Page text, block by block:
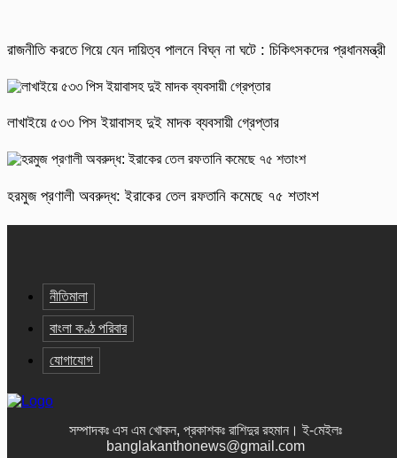
রাজনীতি করতে গিয়ে যেন দায়িত্ব পালনে বিঘ্ন না ঘটে : চিকিৎসকদের প্রধানমন্ত্রী
লাখাইয়ে ৫৩৩ পিস ইয়াবাসহ দুই মাদক ব্যবসায়ী গ্রেপ্তার
হরমুজ প্রণালী অবরুদ্ধ: ইরাকের তেল রফতানি কমেছে ৭৫ শতাংশ
নীতিমালা
বাংলা কণ্ঠ পরিবার
যোগাযোগ
সম্পাদকঃ এস এম খোকন, প্রকাশকঃ রাশিদুর রহমান । ই-মেইলঃ
banglakanthonews@gmail.com